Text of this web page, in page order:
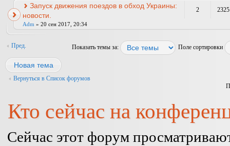
Запуск движения поездов в обход Украины:
новости.
Adm » 20 сен 2017, 20:34
2 2325
Пред. Показать темы за: Поле сортировки
Новая тема
Вернуться в Список форумов
Кто сейчас на
Сейчас этот форум